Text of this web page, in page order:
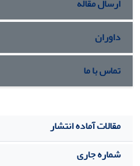
ارسال مقاله
داوران
تماس با ما
مقالات آماده انتشار
شماره جاری